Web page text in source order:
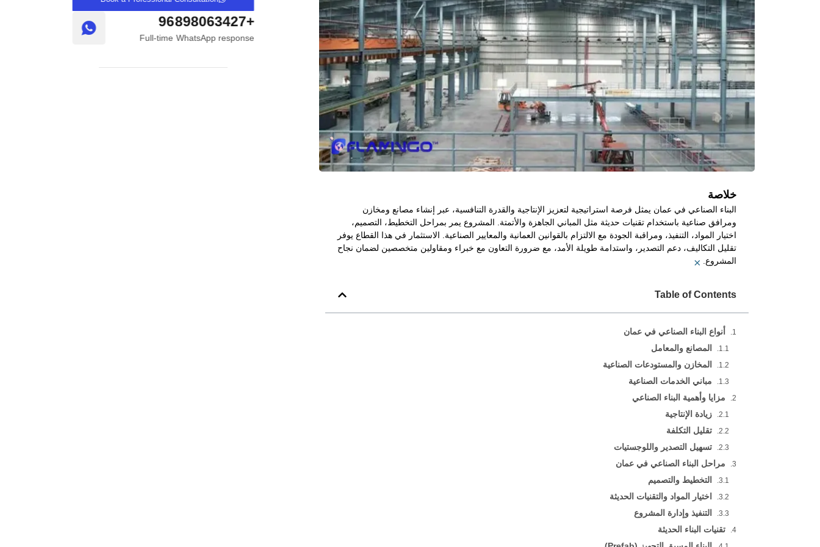
خلاصة
البناء الصناعي في عمان يمثل فرصة استراتيجية لتعزيز الإنتاجية والقدرة التنافسية، عبر إنشاء مصانع ومخازن
ومرافق صناعية باستخدام تقنيات حديثة مثل المباني الجاهزة والأتمتة. المشروع يمر بمراحل التخطيط، التصميم،
اختيار المواد، التنفيذ، ومراقبة الجودة مع الالتزام بالقوانين العمانية والمعايير الصناعية. الاستثمار في هذا القطاع يوفر
تقليل التكاليف، دعم التصدير، واستدامة طويلة الأمد، مع ضرورة التعاون مع خبراء ومقاولين متخصصين لضمان نجاح
المشروع.
×
Table of Contents
أنواع البناء الصناعي في عمان
المصانع والمعامل
المخازن والمستودعات الصناعية
مباني الخدمات الصناعية
مزايا وأهمية البناء الصناعي
زيادة الإنتاجية
تقليل التكلفة
تسهيل التصدير واللوجستيات
مراحل البناء الصناعي في عمان
التخطيط والتصميم
اختيار المواد والتقنيات الحديثة
التنفيذ وإدارة المشروع
تقنيات البناء الحديثة
+96898063427
Full-time WhatsApp response